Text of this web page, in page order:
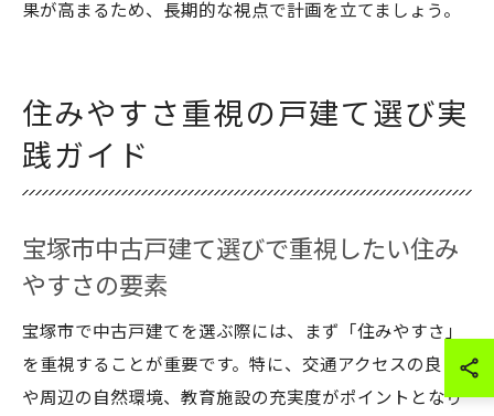
果が高まるため、長期的な視点で計画を立てましょう。
住みやすさ重視の戸建て選び実
践ガイド
宝塚市中古戸建て選びで重視したい住み
やすさの要素
宝塚市で中古戸建てを選ぶ際には、まず「住みやすさ」
を重視することが重要です。特に、交通アクセスの良さ
や周辺の自然環境、教育施設の充実度がポイントとなり